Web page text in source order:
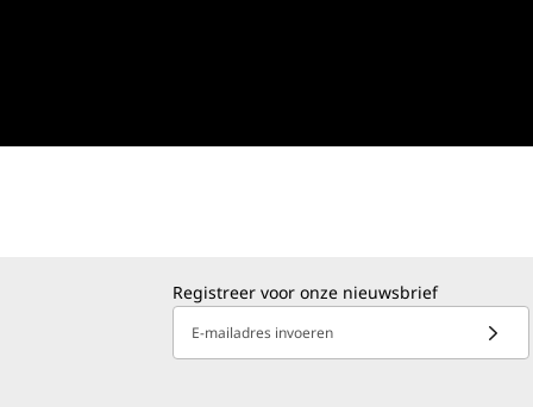
Registreer voor onze nieuwsbrief
E-mailadres invoeren